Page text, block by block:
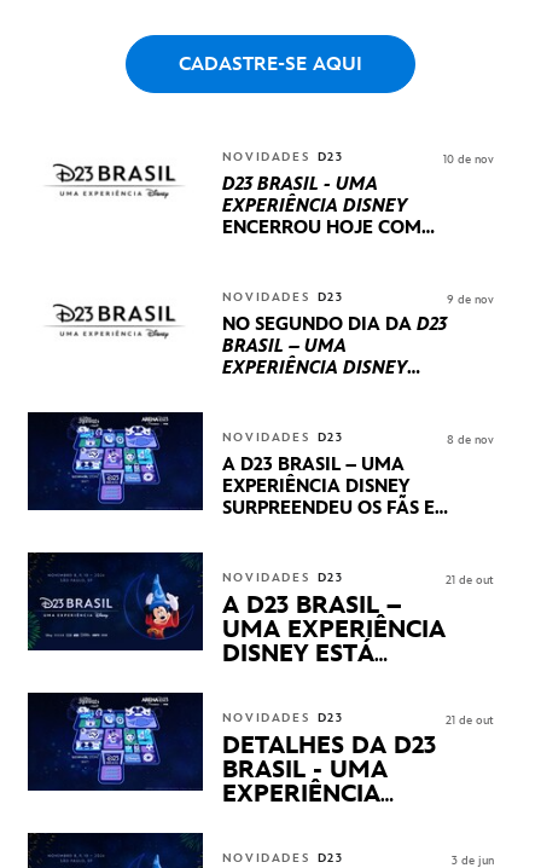
CADASTRE-SE AQUI
NOVIDADES D23
D23 BRASIL - UMA
EXPERIÊNCIA DISNEY
ENCERROU HOJE COM
INTERNACIONAIS E
PRODUÇÕES BRASILEIRAS
10 de nov
NOVIDADES D23
NO SEGUNDO DIA DA D23
BRASIL – UMA
EXPERIÊNCIA DISNEY
STUDIOS REVELARAM
PRÉVIAS E NOVIDADES
DOS SEUS PRÓXIMOS
LANÇAMENTOS
9 de nov
NOVIDADES D23
A D23 BRASIL – UMA
EXPERIÊNCIA DISNEY
SURPREENDEU OS FÃS EM
APRESENTAÇÕES E
PRODUTOS EXCLUSIVOS
NO TRANSAMÉRICA EXPO
CENTER EM SÃO PAULO
8 de nov
NOVIDADES D23
A D23 BRASIL –
UMA EXPERIÊNCIA
DISNEY ESTÁ
21 de out
NOVIDADES D23
DETALHES DA D23
BRASIL - UMA
EXPERIÊNCIA
21 de out
NOVIDADES D23 3 de jun